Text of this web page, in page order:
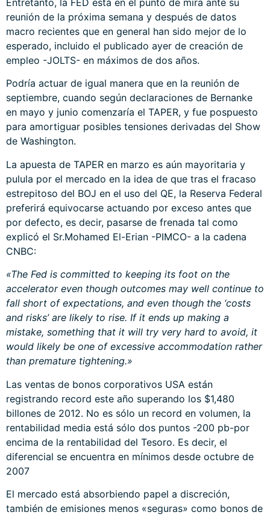
reunión de la próxima semana y después de datos
macro recientes que en general han sido mejor de lo
esperado, incluido el publicado ayer de creación de
empleo -JOLTS- en máximos de dos años.
Podría actuar de igual manera que en la reunión de
septiembre, cuando según declaraciones de Bernanke
en mayo y junio comenzaría el TAPER, y fue pospuesto
para amortiguar posibles tensiones derivadas del Show
de Washington.
La apuesta de TAPER en marzo es aún mayoritaria y
pulula por el mercado en la idea de que tras el fracaso
estrepitoso del BOJ en el uso del QE, la Reserva Federal
preferirá equivocarse actuando por exceso antes que
por defecto, es decir, pasarse de frenada tal como
explicó el Sr.Mohamed El-Erian -PIMCO- a la cadena
CNBC:
«The Fed is committed to keeping its foot on the
accelerator even though outcomes may well continue to
fall short of expectations, and even though the ‘costs
and risks’ are likely to rise. If it ends up making a
mistake, something that it will try very hard to avoid, it
would likely be one of excessive accommodation rather
than premature tightening.»
Las ventas de bonos corporativos USA están
registrando record este año superando los $1,480
billones de 2012. No es sólo un record en volumen, la
rentabilidad media está sólo dos puntos -200 pb-por
encima de la rentabilidad del Tesoro. Es decir, el
diferencial se encuentra en mínimos desde octubre de
2007
El mercado está absorbiendo papel a discreción,
también de emisiones menos «seguras» como bonos de